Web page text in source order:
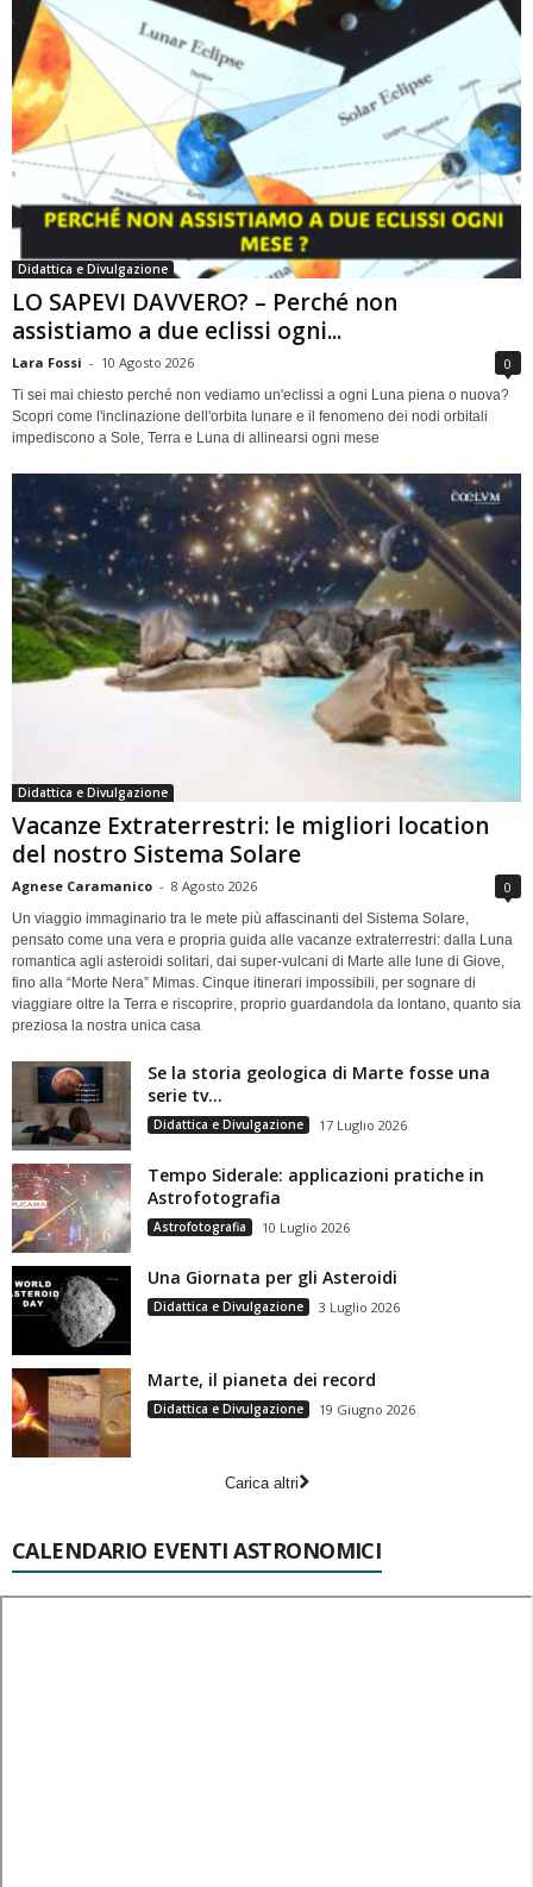
Didattica e Divulgazione
LO SAPEVI DAVVERO? – Perché non
assistiamo a due eclissi ogni...
Lara Fossi - 10 Agosto 2026 0
Ti sei mai chiesto perché non vediamo un'eclissi a ogni Luna piena o nuova?
Scopri come l'inclinazione dell'orbita lunare e il fenomeno dei nodi orbitali
impediscono a Sole, Terra e Luna di allinearsi ogni mese
Didattica e Divulgazione
Vacanze Extraterrestri: le migliori location
del nostro Sistema Solare
Agnese Caramanico - 8 Agosto 2026 0
Un viaggio immaginario tra le mete più affascinanti del Sistema Solare,
pensato come una vera e propria guida alle vacanze extraterrestri: dalla Luna
romantica agli asteroidi solitari, dai super-vulcani di Marte alle lune di Giove,
fino alla “Morte Nera” Mimas. Cinque itinerari impossibili, per sognare di
viaggiare oltre la Terra e riscoprire, proprio guardandola da lontano, quanto sia
preziosa la nostra unica casa
Se la storia geologica di Marte fosse una
serie tv…
Didattica e Divulgazione 17 Luglio 2026
Tempo Siderale: applicazioni pratiche in
Astrofotografia
Astrofotografia 10 Luglio 2026
Una Giornata per gli Asteroidi
Didattica e Divulgazione 3 Luglio 2026
Marte, il pianeta dei record
Didattica e Divulgazione 19 Giugno 2026
Carica altri
CALENDARIO EVENTI ASTRONOMICI